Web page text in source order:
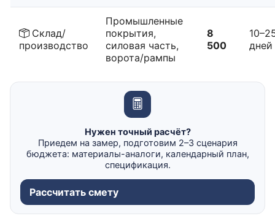
Склад/
производство
Промышленные
покрытия,
силовая часть,
ворота/рампы
8
500
дней
Нужен точный расчёт?
Приедем на замер, подготовим 2–3 сценария
бюджета: материалы-аналоги, календарный план,
спецификация.
Рассчитать смету